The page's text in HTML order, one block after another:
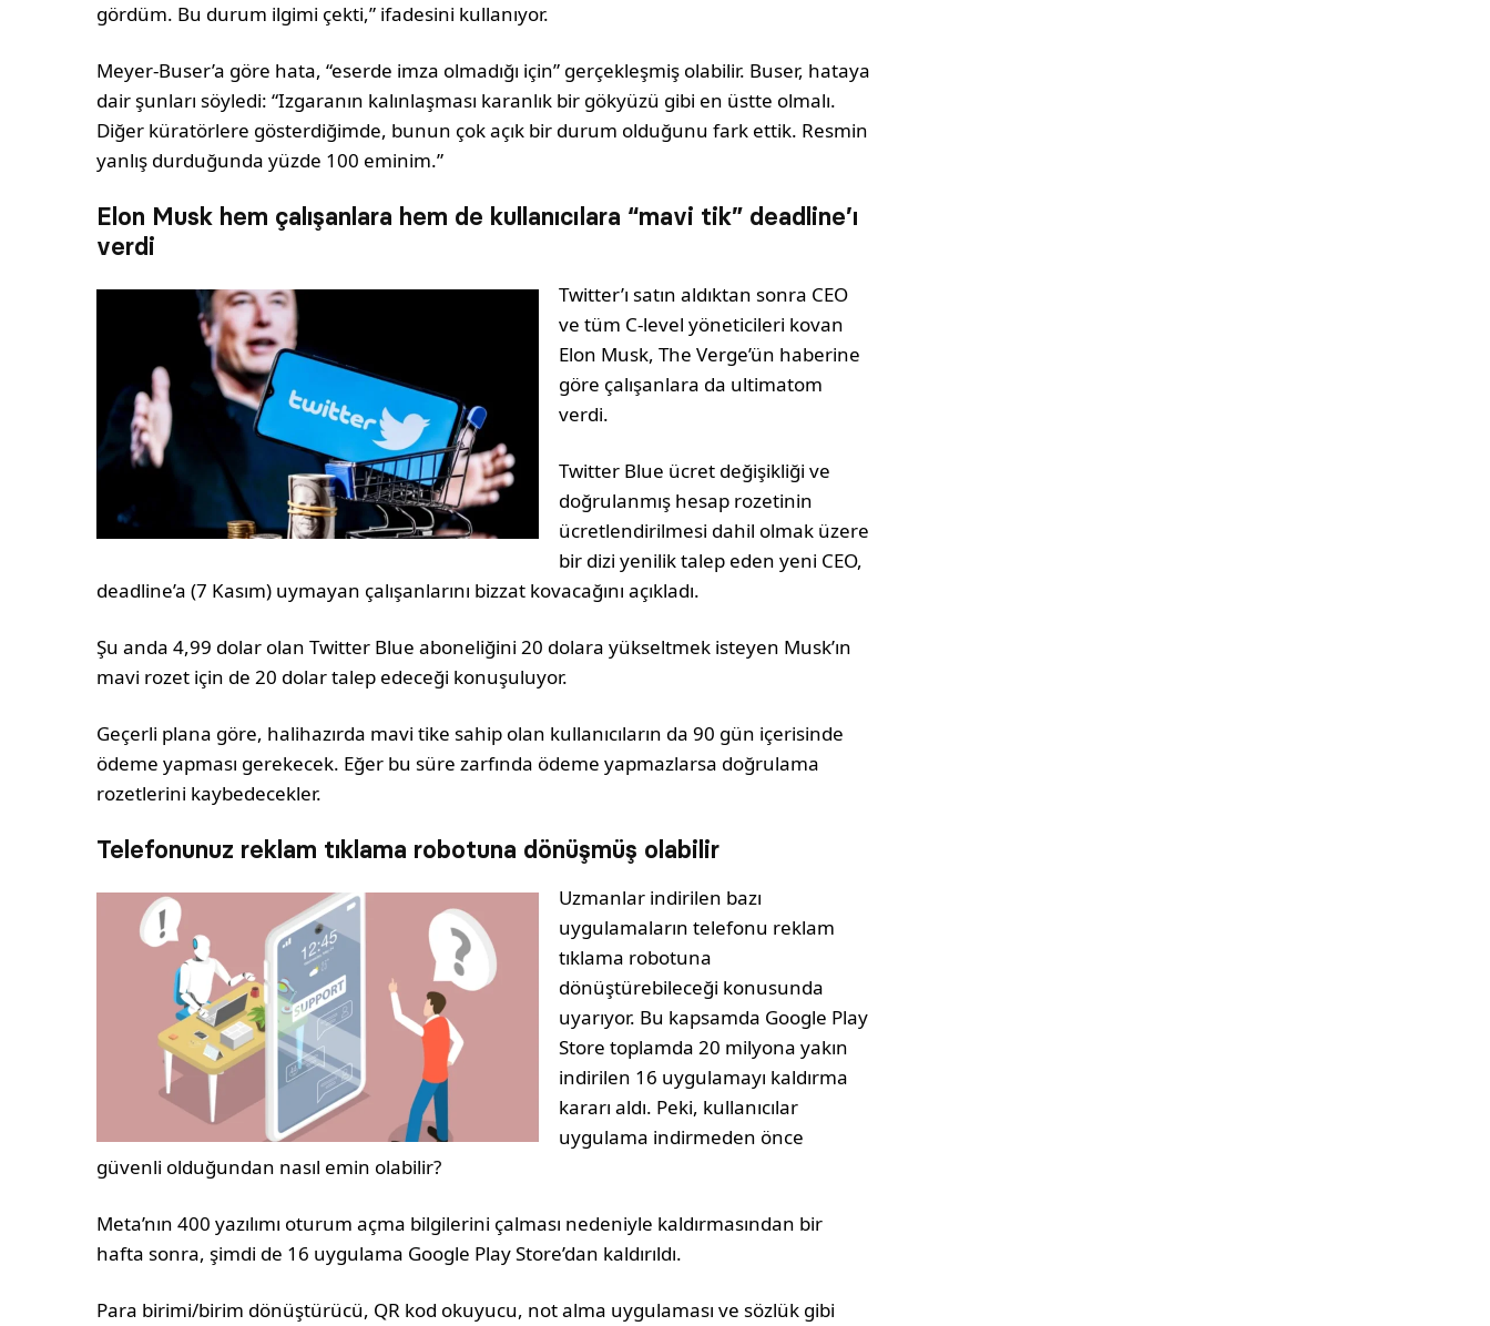
gördüm. Bu durum ilgimi çekti,” ifadesini kullanıyor.
Meyer-Buser’a göre hata, “eserde imza olmadığı için” gerçekleşmiş olabilir. Buser, hataya
dair şunları söyledi: “Izgaranın kalınlaşması karanlık bir gökyüzü gibi en üstte olmalı.
Diğer küratörlere gösterdiğimde, bunun çok açık bir durum olduğunu fark ettik. Resmin
yanlış durduğunda yüzde 100 eminim.”
Elon Musk hem çalışanlara hem de kullanıcılara “mavi tik” deadline’ı
verdi
Twitter’ı satın aldıktan sonra CEO
ve tüm C-level yöneticileri kovan
Elon Musk, The Verge’ün haberine
göre çalışanlara da ultimatom
verdi.
Twitter Blue ücret değişikliği ve
doğrulanmış hesap rozetinin
ücretlendirilmesi dahil olmak üzere
bir dizi yenilik talep eden yeni CEO,
deadline’a (7 Kasım) uymayan çalışanlarını bizzat kovacağını açıkladı.
Şu anda 4,99 dolar olan Twitter Blue aboneliğini 20 dolara yükseltmek isteyen Musk’ın
mavi rozet için de 20 dolar talep edeceği konuşuluyor.
Geçerli plana göre, halihazırda mavi tike sahip olan kullanıcıların da 90 gün içerisinde
ödeme yapması gerekecek. Eğer bu süre zarfında ödeme yapmazlarsa doğrulama
rozetlerini kaybedecekler.
Telefonunuz reklam tıklama robotuna dönüşmüş olabilir
Uzmanlar indirilen bazı
uygulamaların telefonu reklam
tıklama robotuna
dönüştürebileceği konusunda
uyarıyor. Bu kapsamda Google Play
Store toplamda 20 milyona yakın
indirilen 16 uygulamayı kaldırma
kararı aldı. Peki, kullanıcılar
uygulama indirmeden önce
güvenli olduğundan nasıl emin olabilir?
Meta’nın 400 yazılımı oturum açma bilgilerini çalması nedeniyle kaldırmasından bir
hafta sonra, şimdi de 16 uygulama Google Play Store’dan kaldırıldı.
Para birimi/birim dönüştürücü, QR kod okuyucu, not alma uygulaması ve sözlük gibi